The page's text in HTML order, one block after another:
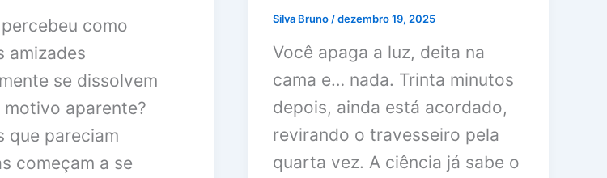
como
amizades
se dissolvem
motivo aparente?
que pareciam
começam a se
Silva Bruno/dezembro 19, 2025
Você apaga a luz, deita na
cama e… nada. Trinta minutos
depois, ainda está acordado,
revirando o travesseiro pela
quarta vez. A ciência já sabe o